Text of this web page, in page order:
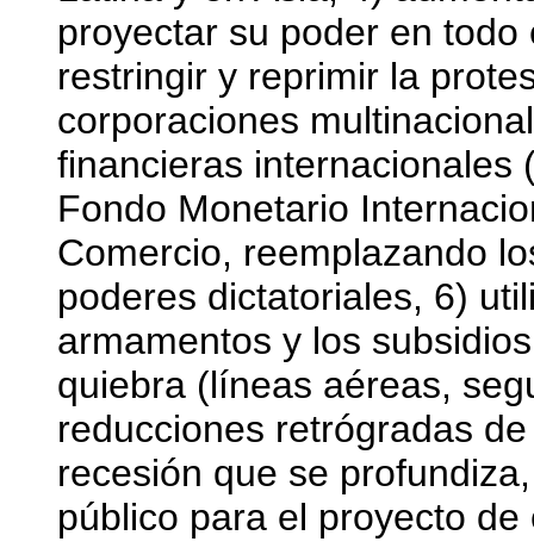
proyectar su poder en
restringir y reprimir la
corporaciones
financieras internacionales
Fondo Monetario
Comercio, reemplazando
poderes dictatoriales, 6)
armamentos y los
quiebra (líneas aéreas,
reducciones retrógradas
recesión que se
público para el proyecto